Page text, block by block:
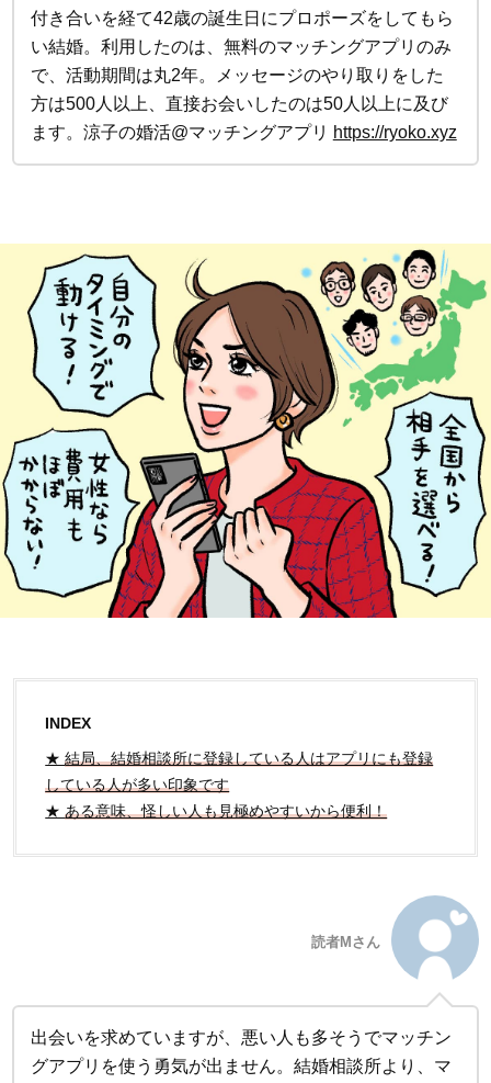
付き合いを経て42歳の誕生日にプロポーズをしてもら
い結婚。利用したのは、無料のマッチングアプリのみ
で、活動期間は丸2年。メッセージのやり取りをした
方は500人以上、直接お会いしたのは50人以上に及び
ます。涼子の婚活@マッチングアプリ https://ryoko.xyz
INDEX
★結局、結婚相談所に登録している人はアプリにも登録
している人が多い印象です
★ある意味、怪しい人も見極めやすいから便利！
読者Mさん
出会いを求めていますが、悪い人も多そうでマッチン
グアプリを使う勇気が出ません。結婚相談所より、マ